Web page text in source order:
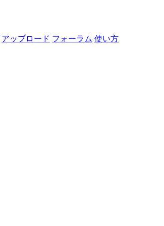
アップロード フォーラム 使い方